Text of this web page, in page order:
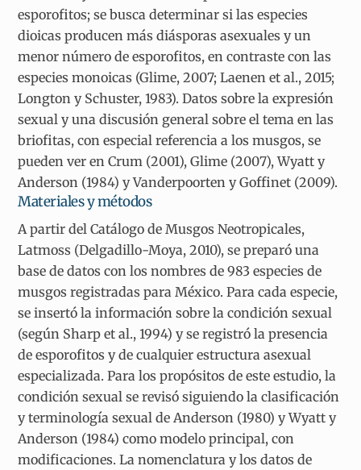
esporofitos; se busca determinar si las especies
dioicas producen más diásporas asexuales y un
menor número de esporofitos, en contraste con las
especies monoicas (Glime, 2007; Laenen et al., 2015;
Longton y Schuster, 1983). Datos sobre la expresión
sexual y una discusión general sobre el tema en las
briofitas, con especial referencia a los musgos, se
pueden ver en Crum (2001), Glime (2007), Wyatt y
Anderson (1984) y Vanderpoorten y Goffinet (2009).
Materiales y métodos
A partir del Catálogo de Musgos Neotropicales,
Latmoss (Delgadillo-Moya, 2010), se preparó una
base de datos con los nombres de 983 especies de
musgos registradas para México. Para cada especie,
se insertó la información sobre la condición sexual
(según Sharp et al., 1994) y se registró la presencia
de esporofitos y de cualquier estructura asexual
especializada. Para los propósitos de este estudio, la
condición sexual se revisó siguiendo la clasificación
y terminología sexual de Anderson (1980) y Wyatt y
Anderson (1984) como modelo principal, con
modificaciones. La nomenclatura y los datos de